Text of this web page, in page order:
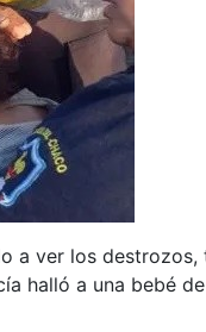
a ver los destrozos,
halló a una bebé